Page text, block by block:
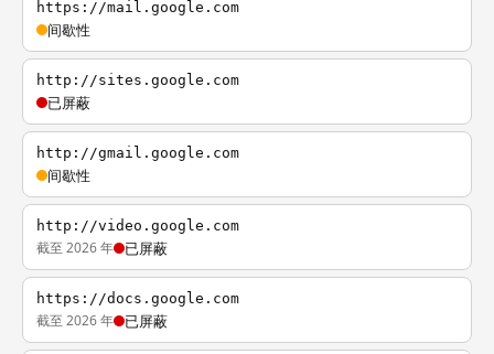
https://mail.google.com
间歇性
http://sites.google.com
已屏蔽
http://gmail.google.com
间歇性
http://video.google.com
截至 2026 年 已屏蔽
https://docs.google.com
截至 2026 年 已屏蔽